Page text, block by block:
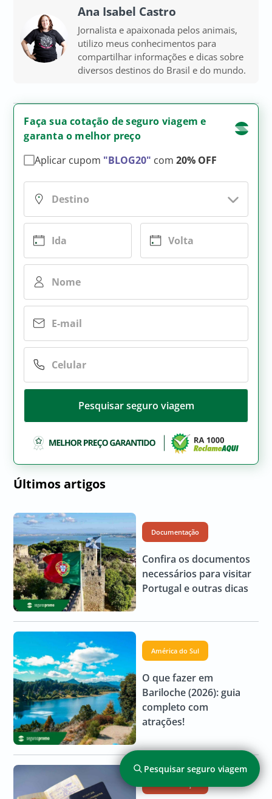
Ana Isabel Castro
Jornalista e apaixonada pelos animais,
utilizo meus conhecimentos para
compartilhar informações e dicas sobre
diversos destinos do Brasil e do mundo.
Faça sua cotação de seguro viagem e
garanta o melhor preço
Aplicar cupom "BLOG20" com20% OFF
Pesquisar seguro viagem
Últimos artigos
Documentação
Confira os documentos
necessários para visitar
Portugal e outras dicas
América do Sul
O que fazer em
Bariloche (2026): guia
completo com
atrações!
Pesquisar seguro viagem